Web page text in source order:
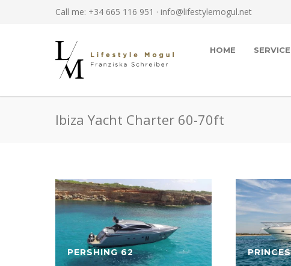
Call me: +34 665 116 951 · info@lifestylemogul.net
HOME
Ibiza Yacht Charter 60-70ft
PERSHING 62